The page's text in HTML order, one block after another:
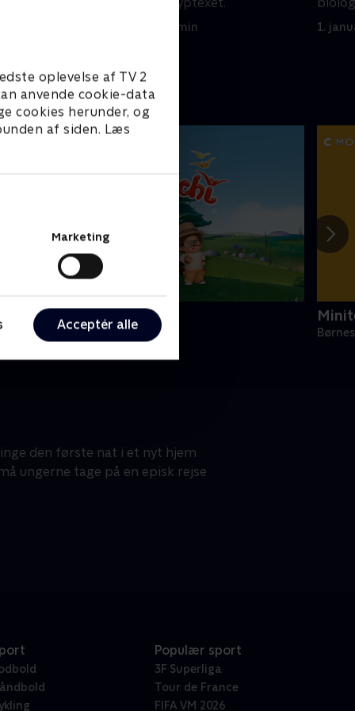
oplevelse af TV 2
anvende cookie-data
cookies herunder, og
af siden. Læs
Marketing
Acceptér alle
1. januar 2023 • 22 min 1.
Monchhichi
• 1 sæsoner
den første nat i et nyt hjem
ungerne tage på en episk rejse
Populær sport
3F Superliga
Tour de France
FIFA VM 2026